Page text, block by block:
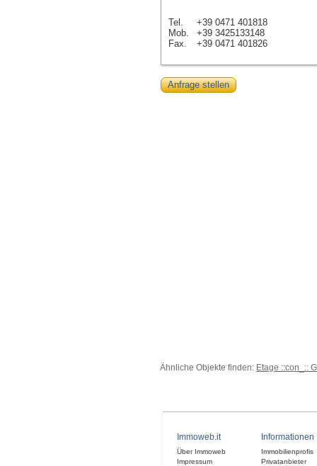
Tel.
+39 0471 401818
Mob.
+39 3425133148
Fax.
+39 0471 401826
Anfrage stellen
Ähnliche Objekte finden: Etage ::con_::
Immoweb.it
Über Immoweb
Impressum
Informationen
Immobilienprofis
Privatanbieter